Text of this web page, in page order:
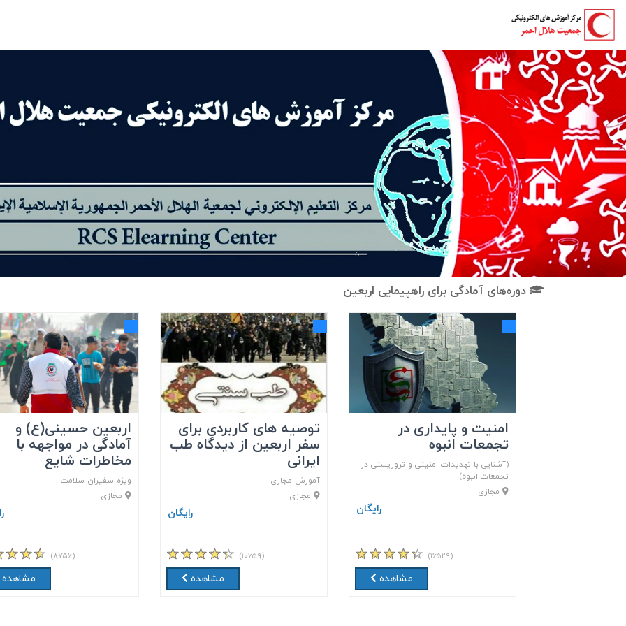
دوره‌های آمادگی برای راهپیمایی اربعین
امنیت و پایداری در
تجمعات انبوه
(آشنایی با تهدیدات امنیتی و تروریستی در
تجمعات انبوه)
مجازی
رایگان
(۱۶۵۲۹)
مشاهده
توصیه های کاربردی برای
سفر اربعین از دیدگاه طب
ایرانی
آموزش مجازی
مجازی
رایگان
(۱۰۶۵۹)
مشاهده
اربعین حسینی(ع) و
آمادگی در مواجهه با
مخاطرات شایع
ویژه سفیران سلامت
مجازی
(۸۷۵۶)
مشاهده